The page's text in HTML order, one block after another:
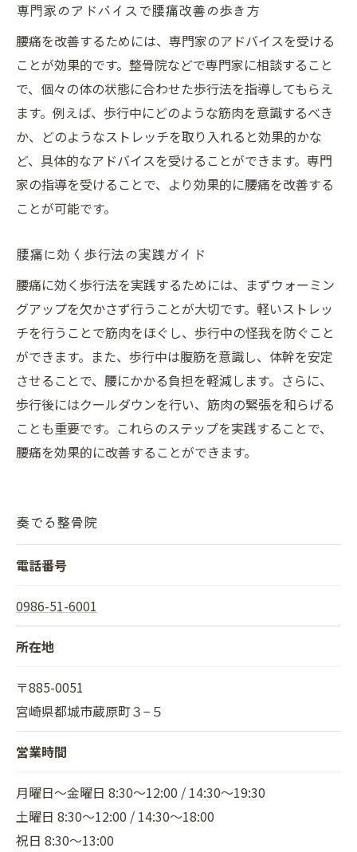
専門家のアドバイスで腰痛改善の歩き方
腰痛を改善するためには、専門家のアドバイスを受ける
ことが効果的です。整骨院などで専門家に相談すること
で、個々の体の状態に合わせた歩行法を指導してもらえ
ます。例えば、歩行中にどのような筋肉を意識するべき
か、どのようなストレッチを取り入れると効果的かな
ど、具体的なアドバイスを受けることができます。専門
家の指導を受けることで、より効果的に腰痛を改善する
ことが可能です。
腰痛に効く歩行法の実践ガイド
腰痛に効く歩行法を実践するためには、まずウォーミン
グアップを欠かさず行うことが大切です。軽いストレッ
チを行うことで筋肉をほぐし、歩行中の怪我を防ぐこと
ができます。また、歩行中は腹筋を意識し、体幹を安定
させることで、腰にかかる負担を軽減します。さらに、
歩行後にはクールダウンを行い、筋肉の緊張を和らげる
ことも重要です。これらのステップを実践することで、
腰痛を効果的に改善することができます。
奏でる整骨院
電話番号
0986-51-6001
所在地
〒885-0051
宮崎県都城市蔵原町３−５
営業時間
月曜日～金曜日 8:30～12:00 / 14:30～19:30
土曜日 8:30～12:00 / 14:30～18:00
祝日 8:30～13:00